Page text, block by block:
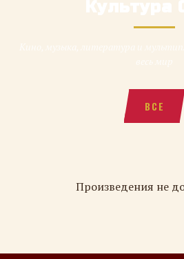
Культура
ВСЕ
Произведения не